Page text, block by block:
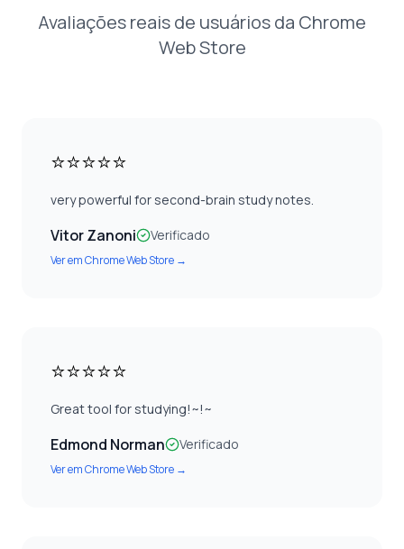
Avaliações reais de usuários da Chrome
Web Store
⭐⭐⭐⭐⭐
very powerful for second-brain study notes.
Vitor Zanoni Verificado
Ver emChrome Web Store →
⭐⭐⭐⭐⭐
Great tool for studying!~!~
Edmond Norman Verificado
Ver emChrome Web Store →